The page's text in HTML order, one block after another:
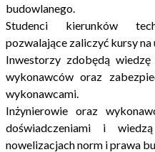
budowlanego.
Studenci kierunków
pozwalające zaliczyć kursy na
Inwestorzy zdobędą
wykonawców oraz
wykonawcami.
Inżynierowie oraz
doświadczeniami i
nowelizacjach norm i prawa